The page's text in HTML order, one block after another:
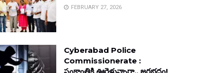
FEBRUARY 27, 2026
Cyberabad Police
Commissionerate :